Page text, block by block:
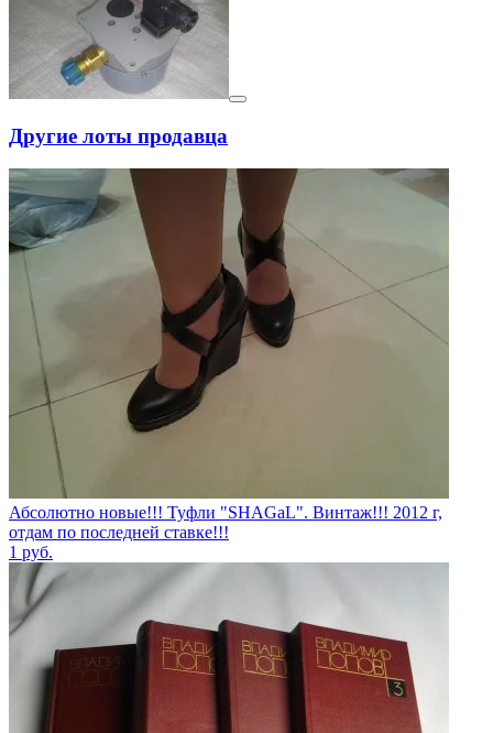
Другие лоты продавца
Абсолютно новые!!! Туфли "SHAGаL". Винтаж!!! 2012 г,
отдам по последней ставке!!!
1 руб.